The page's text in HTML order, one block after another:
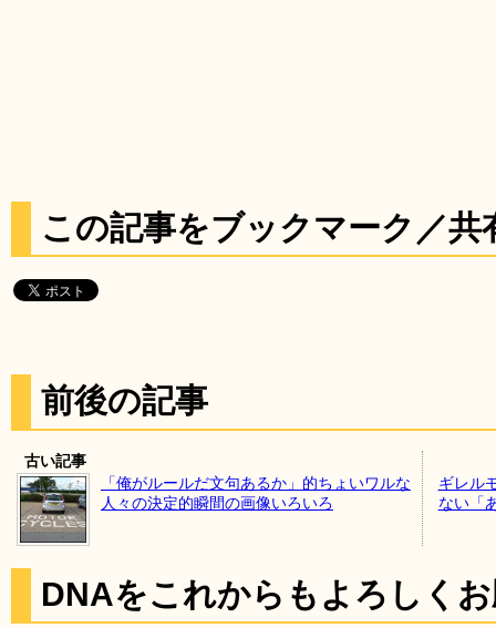
この記事をブックマーク／共
前後の記事
古い記事
「俺がルールだ文句あるか」的ちょいワルな
人々の決定的瞬間の画像いろいろ
ギレル
ない「
DNAをこれからもよろしく